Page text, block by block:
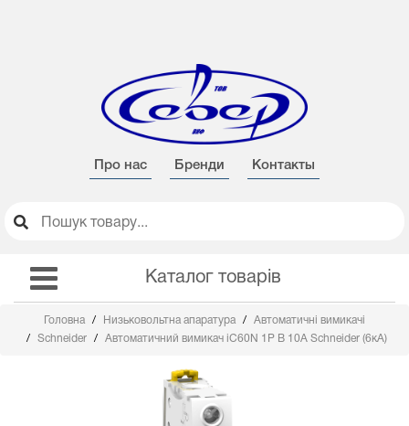
Про нас Бренди Контакты
Каталог товарів
Головна Низьковольтна апаратура
Автоматичні вимикачі
Schneider
Автоматичний вимикач iC60N 1Р B 10А Schneider (6кА)